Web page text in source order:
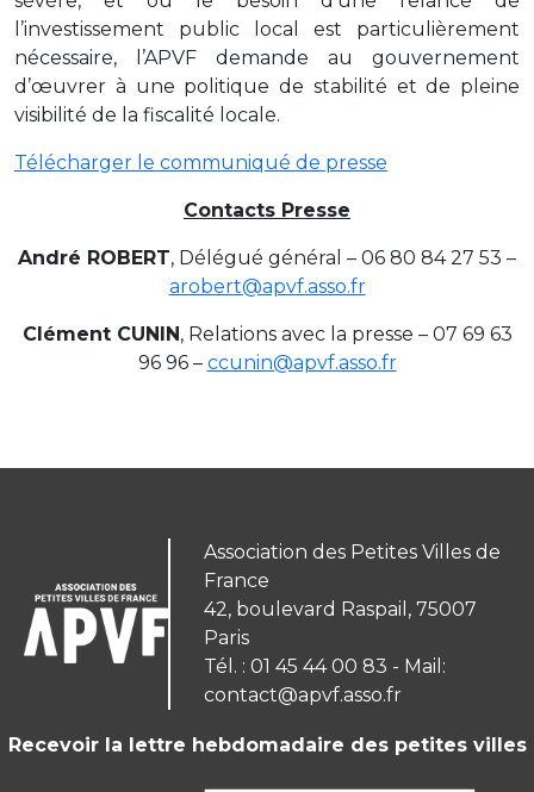
l’investissement public local est particulièrement
nécessaire, l’APVF demande au gouvernement
d’œuvrer à une politique de stabilité et de pleine
visibilité de la fiscalité locale.
Télécharger le communiqué de presse
Contacts Presse
André ROBERT, Délégué général – 06 80 84 27 53 –
arobert@apvf.asso.fr
Clément CUNIN, Relations avec la presse – 07 69 63
96 96 – ccunin@apvf.asso.fr
Association des Petites Villes de
France
42, boulevard Raspail, 75007
Paris
Tél. : 01 45 44 00 83 - Mail:
contact@apvf.asso.fr
Recevoir la lettre hebdomadaire des petites villes